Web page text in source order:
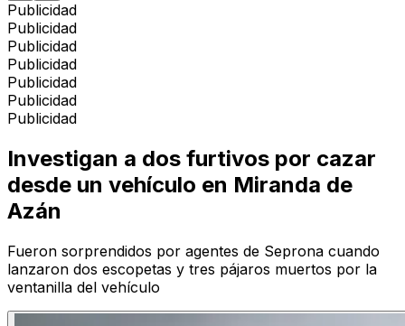
Publicidad
Publicidad
Publicidad
Publicidad
Publicidad
Publicidad
Publicidad
Investigan a dos furtivos por cazar
desde un vehículo en Miranda de
Azán
Fueron sorprendidos por agentes de Seprona cuando
lanzaron dos escopetas y tres pájaros muertos por la
ventanilla del vehículo